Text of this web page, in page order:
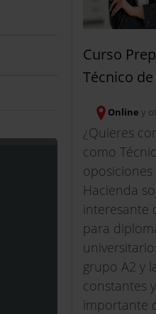
Curso
Técnico
Online y
¿Quieres
como
Hacienda
interesante
para
grupo A2 y
constantes
importante